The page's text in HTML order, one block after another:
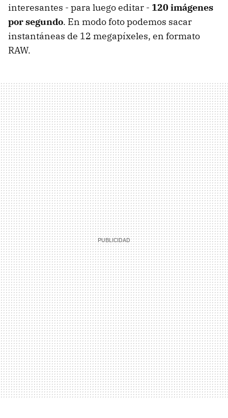
interesantes - para luego editar - 120 imágenes
por segundo. En modo foto podemos sacar
instantáneas de 12 megapíxeles, en formato
RAW.